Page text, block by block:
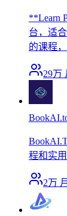
**Learn
台，适
的课程
29万
程和实用
2万